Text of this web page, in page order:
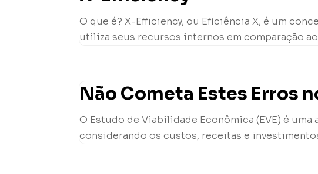
O que é? X-Efficiency, ou Eficiência X, é um
utiliza seus recursos internos em comparação
Não Cometa Estes Erros
O Estudo de Viabilidade Econômica (EVE) é
considerando os custos, receitas e